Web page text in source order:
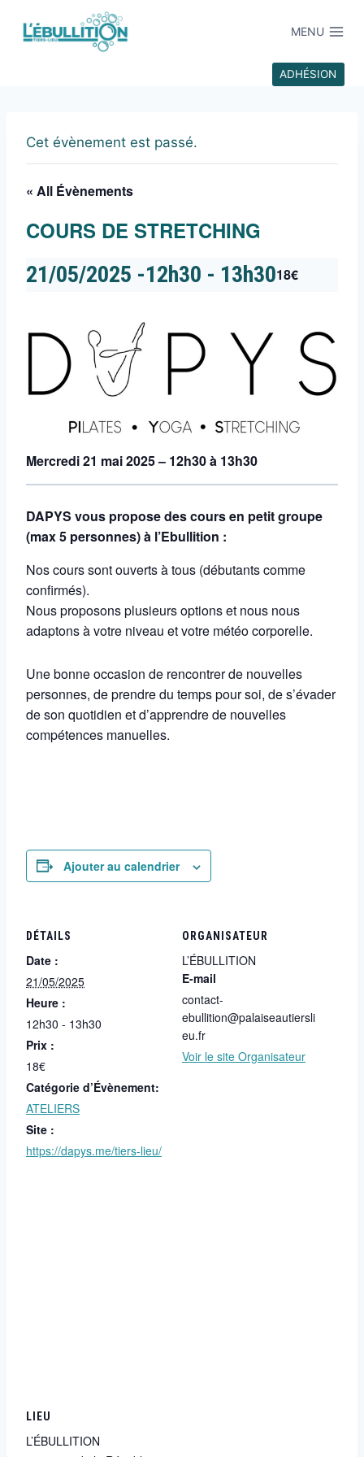
MENU
ADHÉSION
Cet évènement est passé.
« All Évènements
COURS DE STRETCHING
21/05/2025 -12h30 - 13h3018€
Mercredi 21 mai 2025 – 12h30 à 13h30
DAPYS vous propose des cours en petit groupe
(max 5 personnes) à l’Ebullition :
Nos cours sont ouverts à tous (débutants comme
confirmés).
Nous proposons plusieurs options et nous nous
adaptons à votre niveau et votre météo corporelle.
Une bonne occasion de rencontrer de nouvelles
personnes, de prendre du temps pour soi, de s’évader
de son quotidien et d’apprendre de nouvelles
compétences manuelles.
Ajouter au calendrier
DÉTAILS
Date :
21/05/2025
Heure :
12h30 - 13h30
Prix :
18€
Catégorie d’Évènement:
ATELIERS
Site :
https://dapys.me/tiers-lieu/
ORGANISATEUR
L’ÉBULLITION
E-mail
contact-
ebullition@palaiseautiersli
eu.fr
Voir le site Organisateur
LIEU
L’ÉBULLITION